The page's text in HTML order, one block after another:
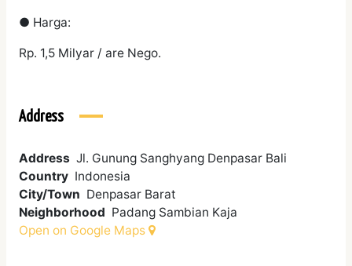
● Harga:
Rp. 1,5 Milyar / are Nego.
Address
Address Jl. Gunung Sanghyang Denpasar Bali
Country Indonesia
City/Town Denpasar Barat
Neighborhood Padang Sambian Kaja
Open on Google Maps